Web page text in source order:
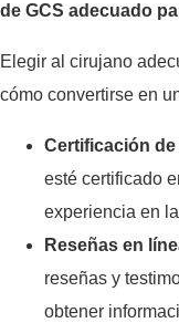
de GCS adecuado
Elegir al cirujano
cómo convertirse en
Certificación de
esté certificado
experiencia en
Reseñas en
reseñas y
obtener